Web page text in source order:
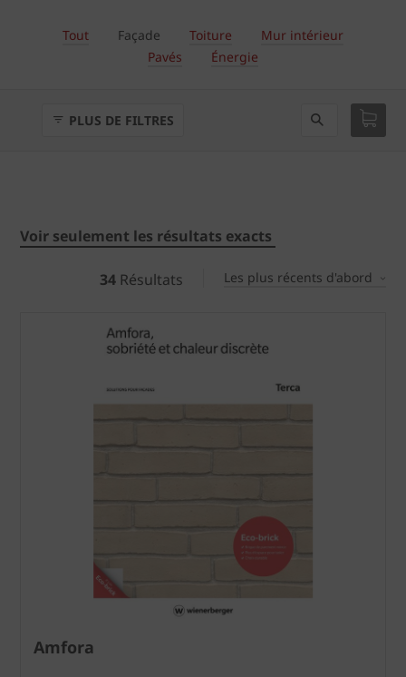
Tout Façade Toiture
Mur intérieur
Pavés
Énergie
PLUS DE FILTRES
Voir seulement les résultats exacts
34 Résultats Les plus récents d'abord
Amfora